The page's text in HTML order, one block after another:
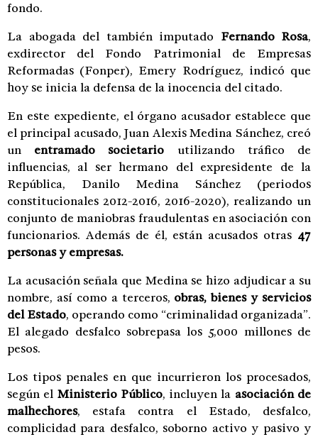
fondo.
La abogada del también imputado Fernando Rosa,
exdirector del Fondo Patrimonial de Empresas
Reformadas (Fonper), Emery Rodríguez, indicó que
hoy se inicia la defensa de la inocencia del citado.
En este expediente, el órgano acusador establece que
el principal acusado, Juan Alexis Medina Sánchez, creó
un entramado societario utilizando tráfico de
influencias, al ser hermano del expresidente de la
República, Danilo Medina Sánchez (periodos
constitucionales 2012-2016, 2016-2020), realizando un
conjunto de maniobras fraudulentas en asociación con
funcionarios. Además de él, están acusados otras 47
personas y empresas.
La acusación señala que Medina se hizo adjudicar a su
nombre, así como a terceros, obras, bienes y servicios
del Estado, operando como “criminalidad organizada”.
El alegado desfalco sobrepasa los 5,000 millones de
pesos.
Los tipos penales en que incurrieron los procesados,
según el Ministerio Público, incluyen la asociación de
malhechores, estafa contra el Estado, desfalco,
complicidad para desfalco, soborno activo y pasivo y